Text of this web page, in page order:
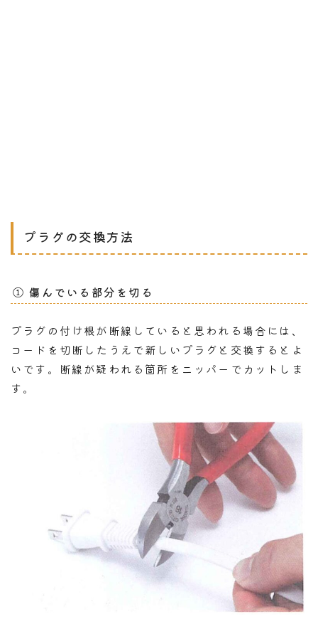
プラグの交換方法
① 傷んでいる部分を切る
プラグの付け根が断線していると思われる場合には、
コードを切断したうえで新しいプラグと交換するとよ
いです。断線が疑われる箇所をニッパーでカットしま
す。